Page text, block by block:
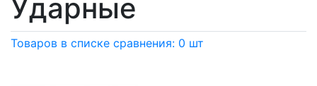
Ударные
Товаров в списке сравнения: 0 шт